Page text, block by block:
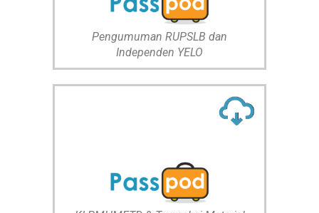
Pengumuman RUPSLB dan
Independen YELO